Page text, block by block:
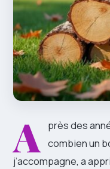
A près des
combien un
j’accompagne, a